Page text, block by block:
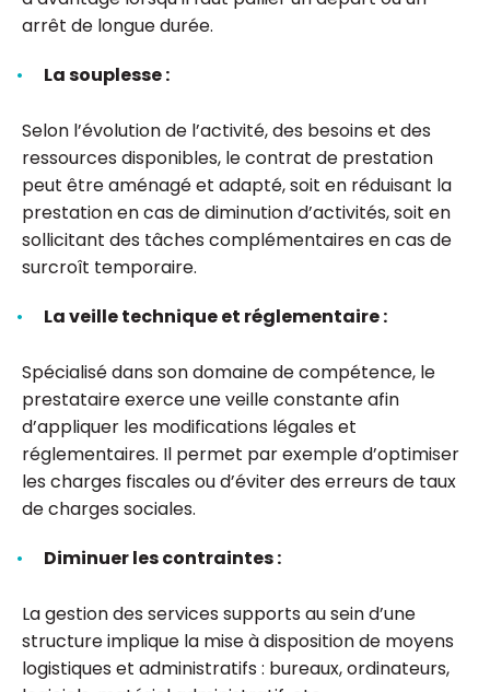
arrêt de longue durée.
La souplesse :
Selon l’évolution de l’activité, des besoins et des
ressources disponibles, le contrat de prestation
peut être aménagé et adapté, soit en réduisant la
prestation en cas de diminution d’activités, soit en
sollicitant des tâches complémentaires en cas de
surcroît temporaire.
La veille technique et réglementaire :
Spécialisé dans son domaine de compétence, le
prestataire exerce une veille constante afin
d’appliquer les modifications légales et
réglementaires. Il permet par exemple d’optimiser
les charges fiscales ou d’éviter des erreurs de taux
de charges sociales.
Diminuer les contraintes :
La gestion des services supports au sein d’une
structure implique la mise à disposition de moyens
logistiques et administratifs : bureaux, ordinateurs,